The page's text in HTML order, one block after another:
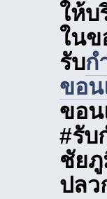
ให้บ
ใน
รับก
ขอ
ขอ
#รับ
ชัยภู
ปล